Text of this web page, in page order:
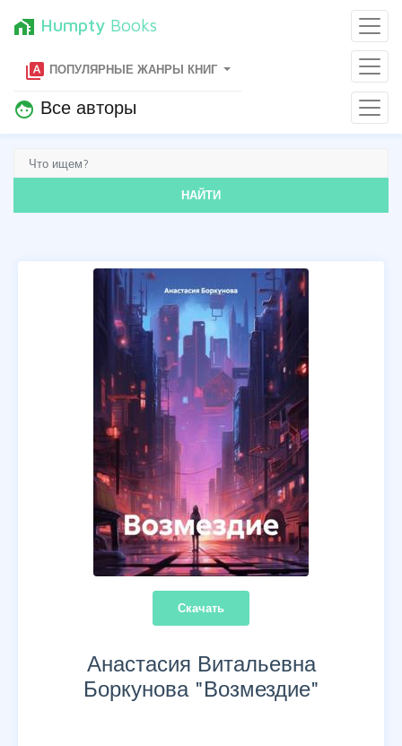
home_work Humpty Books
type_specimen ПОПУЛЯРНЫЕ ЖАНРЫ КНИГ
face Все авторы
НАЙТИ
Скачать
Анастасия Витальевна
Боркунова "Возмездие"